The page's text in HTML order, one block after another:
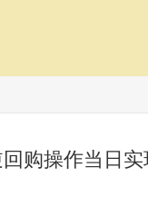
购操作当日